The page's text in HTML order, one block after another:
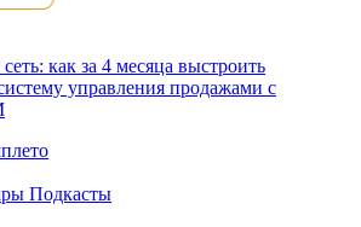
как за 4 месяца выстроить
управления продажами с
Подкасты